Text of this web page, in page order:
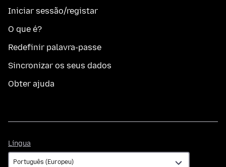
Iniciar sessão/registar
O que é?
Redefinir palavra-passe
Sincronizar os seus dados
Obter ajuda
Língua